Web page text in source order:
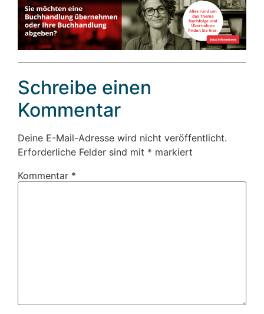
Schreibe einen
Kommentar
Deine E-Mail-Adresse wird nicht veröffentlicht.
Erforderliche Felder sind mit * markiert
Kommentar *